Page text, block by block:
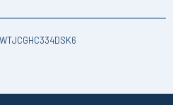
WTJCGHC334DSK6